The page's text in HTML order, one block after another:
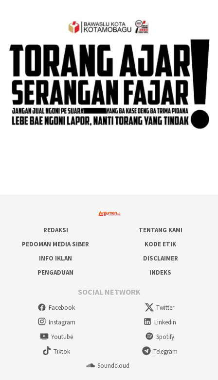
REDAKSI
TENTANG KAMI
PEDOMAN MEDIA SIBER
KODE ETIK
INFO IKLAN
DISCLAIMER
PENGADUAN
INDEKS
SOCIAL NETWORK
Facebook
Twitter
Instagram
Linkedin
Youtube
Spotify
Tiktok
Telegram
Soundcloud